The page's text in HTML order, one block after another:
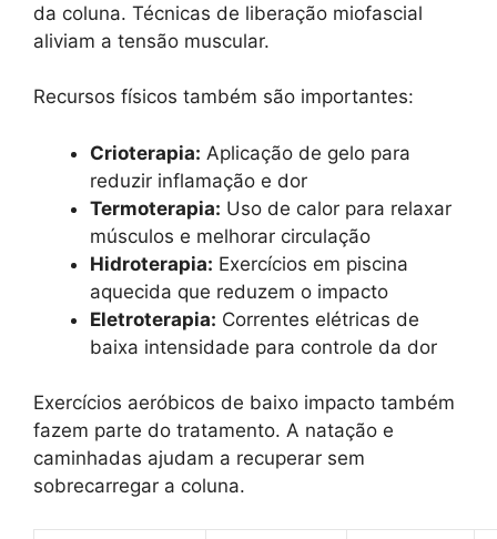
da coluna. Técnicas de liberação miofascial
aliviam a tensão muscular.
Recursos físicos também são importantes:
Crioterapia: Aplicação de gelo para
reduzir inflamação e dor
Termoterapia: Uso de calor para relaxar
músculos e melhorar circulação
Hidroterapia: Exercícios em piscina
aquecida que reduzem o impacto
Eletroterapia: Correntes elétricas de
baixa intensidade para controle da dor
Exercícios aeróbicos de baixo impacto também
fazem parte do tratamento. A natação e
caminhadas ajudam a recuperar sem
sobrecarregar a coluna.